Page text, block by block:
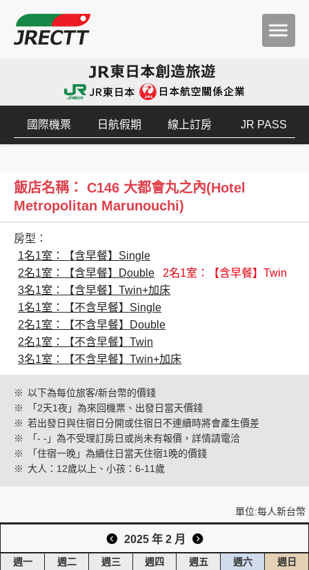
創造旅遊
國際機票 日航假期 線上訂房 JR PASS
飯店名稱： C146 大都會丸之內(Hotel
Metropolitan Marunouchi)
房型：
1名1室：【含早餐】Single
2名1室：【含早餐】Double
2名1室：【含早餐】Twin
3名1室：【含早餐】Twin+加床
1名1室：【不含早餐】Single
2名1室：【不含早餐】Double
2名1室：【不含早餐】Twin
3名1室：【不含早餐】Twin+加床
※ 以下為每位旅客/新台幣的價錢
※
「2天1夜」為來回機票、出發日當天價錢
※ 若出發日與住宿日分開或住宿日不連續時將會產生價差
※
「- -」為不受理訂房日或尚未有報價，詳情請電洽
※
「住宿一晚」為續住日當天住宿1晚的價錢
※ 大人：12歲以上、小孩：6-11歲
單位:每人新台幣
2025 年 2 月
週一 週二 週三 週四 週五 週六 週日